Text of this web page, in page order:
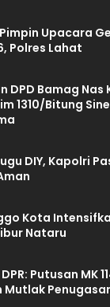
Upacara
Polres Lahat
DPD Bamag
1310/Bitung
DIY, Kapolri
Kota
Nataru
Putusan MK
Mutlak